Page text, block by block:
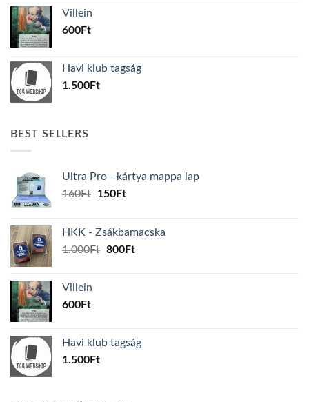
Villein
600Ft
Havi klub tagság
1.500Ft
BEST SELLERS
Ultra Pro - kártya mappa lap
160Ft
Original
160Ft.
150FtCurrent
150Ft.
HKK - Zsákbamacska
1.000Ft Original
800FtCurrent
Villein
600Ft
Havi klub tagság
1.500Ft